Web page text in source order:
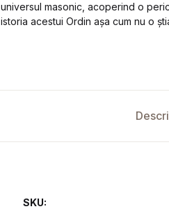
universul masonic, acoperind o
istoria acestui Ordin așa cum nu o
SKU: